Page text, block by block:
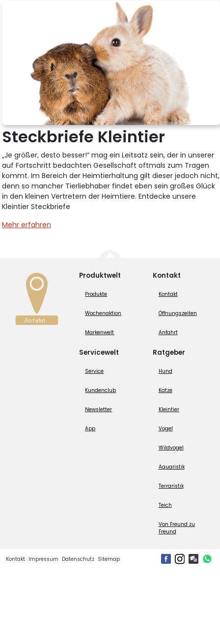
Steckbriefe Kleintier
„Je größer, desto besser!“ mag ein Leitsatz sein, der in unserer
auf Fortschritt bedachten Gesellschaft oftmals zum Tragen
kommt. Im Bereich der Heimtierhaltung gilt dieser jedoch nicht,
denn so mancher Tierliebhaber findet eben sein großes Glück
in den kleinen Vertretern der Heimtiere. Entdecke unsere
Kleintier Steckbriefe
Mehr erfahren
Produktwelt
Produkte
Wochenaktion
Markenwelt
Servicewelt
Service
Kundenclub
Newsletter
App
Kontakt
Kontakt
Öffnungszeiten
Anfahrt
Ratgeber
Hund
Katze
Kleintier
Vogel
Wildvogel
Aquaristik
Terraristik
Teich
Von Freund zu
Freund
Kontakt Impressum Datenschutz Sitemap